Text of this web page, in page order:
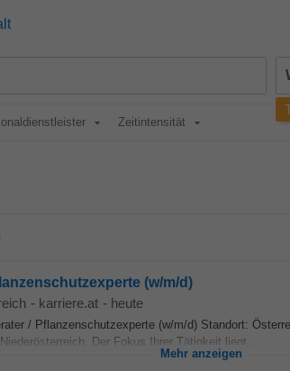
Zeitintensität
(w/m/d)
- karriere.at - heute
/ Pflanzenschutzexperte (w/m/d) Standort:
Der Fokus Ihrer Tätigkeit liegt...
Mehr anzeigen